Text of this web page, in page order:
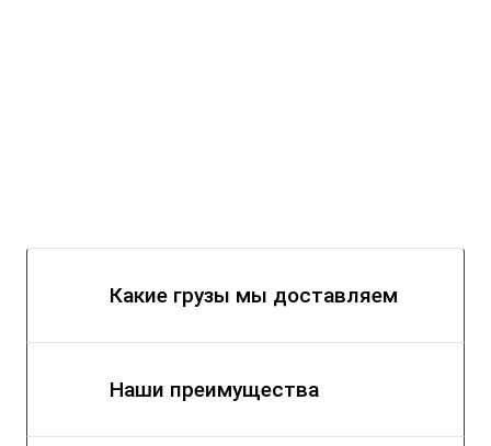
Какие грузы мы доставляем
Наши преимущества